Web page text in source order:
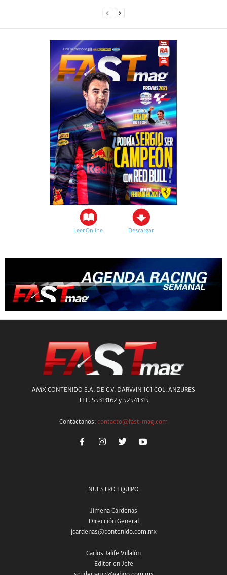
Leer Online Descargar
AMX CONTENIDO S.A. DE C.V. DARWIN 101 COL. ANZURES
TEL. 55313162 y 52541315
Contáctanos: contacto@fast-mag.com
NUESTRO EQUIPO
Jimena Cárdenas
Dirección General
jcardenas@contenido.com.mx
Carlos Jalife Villalón
Editor en Jefe